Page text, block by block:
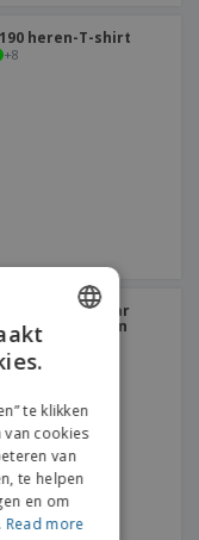
heren-T-shirt
+8
shirt van zwaar
volwassenen
+8
te klikken
cookies
van
te helpen
en om
Read more